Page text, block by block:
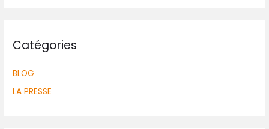
Catégories
BLOG
LA PRESSE